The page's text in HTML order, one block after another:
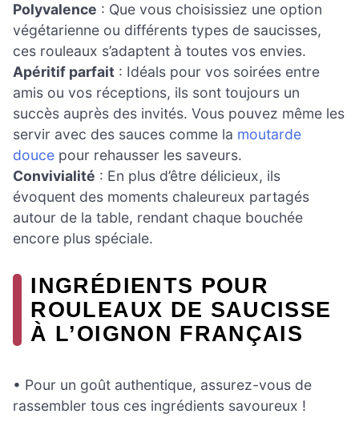
Polyvalence : Que vous choisissiez une option
végétarienne ou différents types de saucisses,
ces rouleaux s’adaptent à toutes vos envies.
Apéritif parfait : Idéals pour vos soirées entre
amis ou vos réceptions, ils sont toujours un
succès auprès des invités. Vous pouvez même les
servir avec des sauces comme la moutarde
douce pour rehausser les saveurs.
Convivialité : En plus d’être délicieux, ils
évoquent des moments chaleureux partagés
autour de la table, rendant chaque bouchée
encore plus spéciale.
INGRÉDIENTS POUR
ROULEAUX DE SAUCISSE
À L’OIGNON FRANÇAIS
• Pour un goût authentique, assurez-vous de
rassembler tous ces ingrédients savoureux !